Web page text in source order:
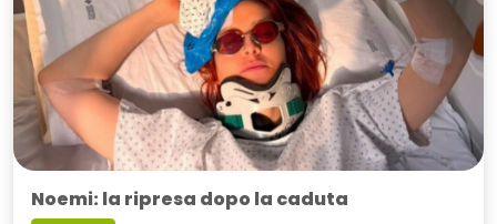
Noemi: la ripresa dopo la caduta